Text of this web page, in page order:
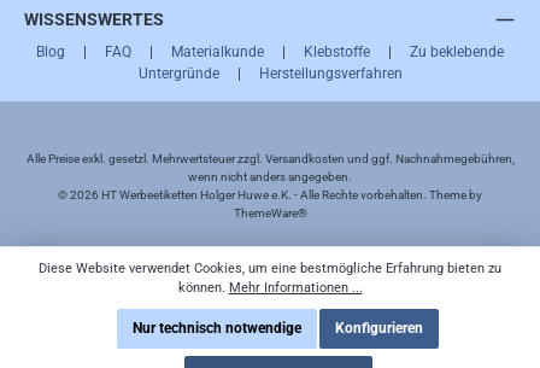
WISSENSWERTES
Blog FAQ Materialkunde Klebstoffe
Zu beklebende
Untergründe| Herstellungsverfahren
Alle Preise exkl. gesetzl. Mehrwertsteuer zzgl. Versandkosten und ggf. Nachnahmegebühren,
wenn nicht anders angegeben.
© 2026 HT Werbeetiketten Holger Huwe e.K. - Alle Rechte vorbehalten. Theme by
ThemeWare®
Diese Website verwendet Cookies, um eine bestmögliche Erfahrung bieten zu
können. Mehr Informationen ...
Nur technisch notwendige Konfigurieren